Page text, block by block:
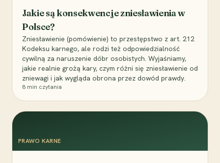
Jakie są konsekwencje zniesławienia w
Polsce?
Zniesławienie (pomówienie) to przestępstwo z art. 212
Kodeksu karnego, ale rodzi też odpowiedzialność
cywilną za naruszenie dóbr osobistych. Wyjaśniamy,
jakie realnie grożą kary, czym różni się zniesławienie od
zniewagi i jak wygląda obrona przez dowód prawdy.
8 min czytania
PRAWO KARNE